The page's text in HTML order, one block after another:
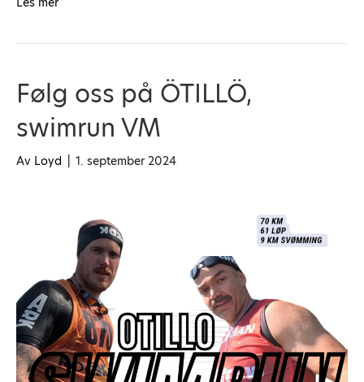
Følg oss på ÖTILLÖ,
swimrun VM
Av Loyd 1. september 2024